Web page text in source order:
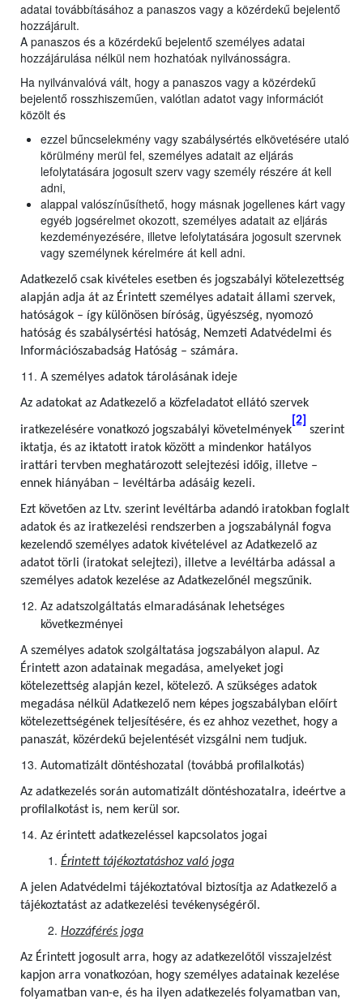
adatai továbbításához a panaszos vagy a közérdekű bejelentő
hozzájárult.
A panaszos és a közérdekű bejelentő személyes adatai
hozzájárulása nélkül nem hozhatóak nyilvánosságra.
Ha nyilvánvalóvá vált, hogy a panaszos vagy a közérdekű
bejelentő rosszhiszeműen, valótlan adatot vagy információt
közölt és
ezzel bűncselekmény vagy szabálysértés elkövetésére utaló
körülmény merül fel, személyes adatait az eljárás
lefolytatására jogosult szerv vagy személy részére át kell
adni,
alappal valószínűsíthető, hogy másnak jogellenes kárt vagy
egyéb jogsérelmet okozott, személyes adatait az eljárás
kezdeményezésére, illetve lefolytatására jogosult szervnek
vagy személynek kérelmére át kell adni.
Adatkezelő csak kivételes esetben és jogszabályi kötelezettség
alapján adja át az Érintett személyes adatait állami szervek,
hatóságok – így különösen bíróság, ügyészség, nyomozó
hatóság és szabálysértési hatóság, Nemzeti Adatvédelmi és
Információszabadság Hatóság – számára.
A személyes adatok tárolásának ideje
Az adatokat az Adatkezelő a közfeladatot ellátó szervek
iratkezelésére vonatkozó jogszabályi követelmények
[2]
szerint
iktatja, és az iktatott iratok között a mindenkor hatályos
irattári tervben meghatározott selejtezési időig, illetve –
ennek hiányában – levéltárba adásáig kezeli.
Ezt követően az Ltv. szerint levéltárba adandó iratokban foglalt
adatok és az iratkezelési rendszerben a jogszabálynál fogva
kezelendő személyes adatok kivételével az Adatkezelő az
adatot törli (iratokat selejtezi), illetve a levéltárba adással a
személyes adatok kezelése az Adatkezelőnél megszűnik.
Az adatszolgáltatás elmaradásának lehetséges
következményei
A személyes adatok szolgáltatása jogszabályon alapul. Az
Érintett azon adatainak megadása, amelyeket jogi
kötelezettség alapján kezel, kötelező. A szükséges adatok
megadása nélkül Adatkezelő nem képes jogszabályban előírt
kötelezettségének teljesítésére, és ez ahhoz vezethet, hogy a
panaszát, közérdekű bejelentését vizsgálni nem tudjuk.
Automatizált döntéshozatal (továbbá profilalkotás)
Az adatkezelés során automatizált döntéshozatalra, ideértve a
profilalkotást is, nem kerül sor.
Az érintett adatkezeléssel kapcsolatos jogai
Érintett tájékoztatáshoz való joga
A jelen Adatvédelmi tájékoztatóval biztosítja az Adatkezelő a
tájékoztatást az adatkezelési tevékenységéről.
Hozzáférés joga
Az Érintett jogosult arra, hogy az adatkezelőtől visszajelzést
kapjon arra vonatkozóan, hogy személyes adatainak kezelése
folyamatban van-e, és ha ilyen adatkezelés folyamatban van,